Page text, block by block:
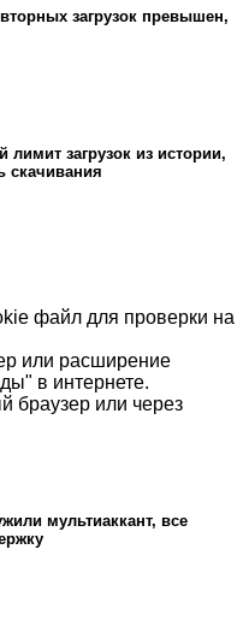
загрузок превышен,
загрузок из истории,
скачивания
файл для проверки на
или расширение
в интернете.
браузер или через
мультиаккант, все